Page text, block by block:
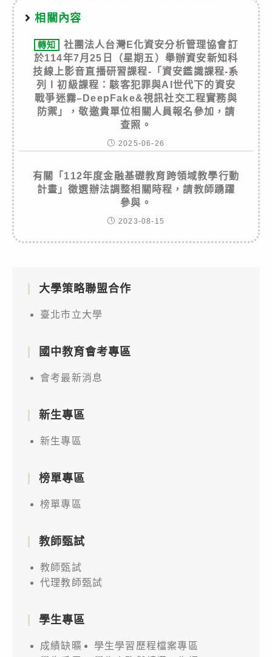
相關內容
轉知
社團法人台灣E化資安分析管理協會訂
於114年7月25日（星期五）舉辦資安新知科
技線上影音直播研習課程-「資安鑑識課程-系
列Ⅰ初級課程：駭客犯罪與AI世代下的資安
戰爭迷霧–DeepFake&視訊社交工程實務與
防禦」，敬邀貴單位相關人員報名參加，請
查照。
2025-06-26
有關「112年度金融基礎教育跨領域教學行動
計畫」徵選辦法調整相關時程，請教師踴躍
參與。
2023-08-15
大學策略聯盟合作
臺北市立大學
國中教育會考專區
會考最新消息
新生專區
新生專區
榜單專區
榜單專區
教師甄試
教師甄試
代理教師甄試
學生專區
成績缺曠
學生學習歷程檔案專區